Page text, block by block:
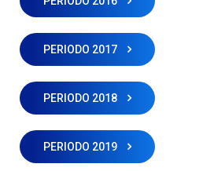
PERIODO 2017
PERIODO 2018
PERIODO 2019